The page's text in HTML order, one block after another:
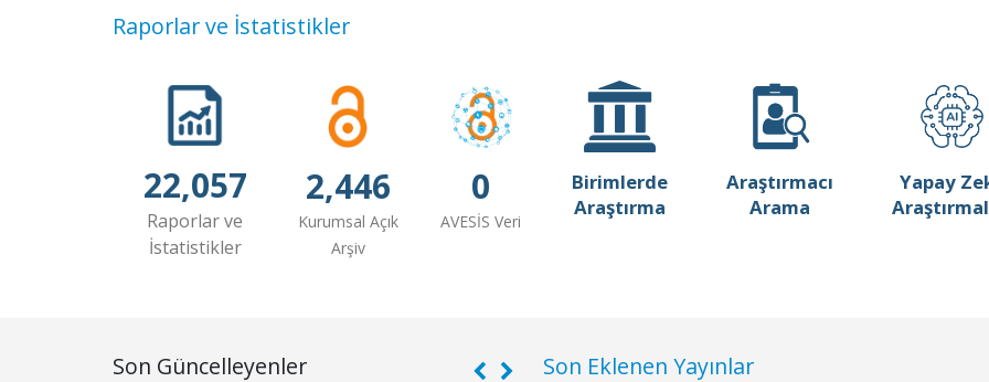
Raporlar ve İstatistikler
22,057
Raporlar ve
İstatistikler
2,446
Kurumsal Açık
Arşiv
0
AVESİS Veri
Birimlerde
Araştırma
Araştırmacı
Arama
Yapay
Son Güncelleyenler Son Eklenen Yayınlar